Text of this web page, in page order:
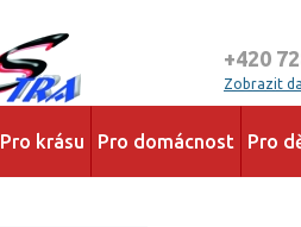
+420
Zobrazit
Pro krásu Pro domácnost Pro